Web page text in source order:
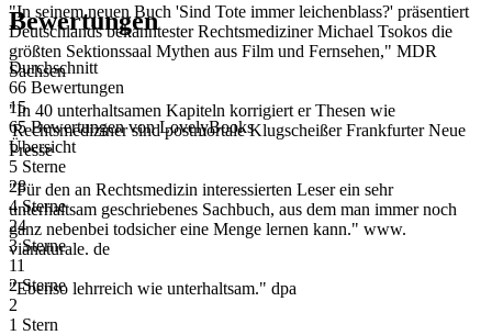
"In seinem neuen Buch 'Sind Tote immer leichenblass?' präsentiert
Deutschlands bekanntester Rechtsmediziner Michael Tsokos die
größten Sektionssaal Mythen aus Film und Fernsehen," MDR
Sachsen
"In 40 unterhaltsamen Kapiteln korrigiert er Thesen wie
'Rechtsmediziner sind postmortale Klugscheißer Frankfurter Neue
Presse
"Für den an Rechtsmedizin interessierten Leser ein sehr
unterhaltsam geschriebenes Sachbuch, aus dem man immer noch
ganz nebenbei todsicher eine Menge lernen kann." www.
vianaturale. de
"Ebenso lehrreich wie unterhaltsam." dpa
Bewertungen
Durchschnitt
66 Bewertungen
15
65 BewertungenvonLovelyBooks
Übersicht
5 Sterne
28
4 Sterne
24
3 Sterne
11
2 Sterne
2
1 Stern